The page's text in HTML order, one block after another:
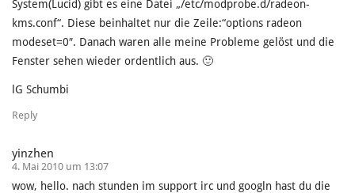
System(Lucid) gibt es eine Datei „/etc/modprobe.d/radeon-
kms.conf“. Diese beinhaltet nur die Zeile:“options radeon
modeset=0″. Danach waren alle meine Probleme gelöst und die
Fenster sehen wieder ordentlich aus. 🙂
lG Schumbi
Reply
yinzhen
4. Mai 2010 um 13:07
wow, hello. nach stunden im support irc und googln hast du die